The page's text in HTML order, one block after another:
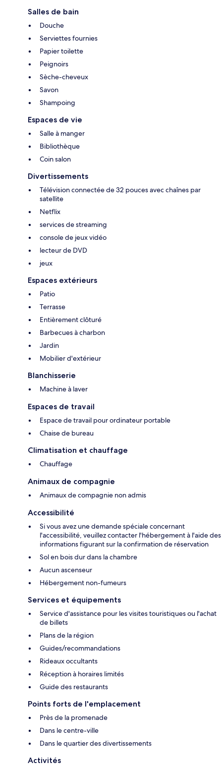
Salles de bain
Douche
Serviettes fournies
Papier toilette
Peignoirs
Sèche-cheveux
Savon
Shampoing
Espaces de vie
Salle à manger
Bibliothèque
Coin salon
Divertissements
Télévision connectée de 32 pouces avec chaînes par
satellite
Netflix
services de streaming
console de jeux vidéo
lecteur de DVD
jeux
Espaces extérieurs
Patio
Terrasse
Entièrement clôturé
Barbecues à charbon
Jardin
Mobilier d'extérieur
Blanchisserie
Machine à laver
Espaces de travail
Espace de travail pour ordinateur portable
Chaise de bureau
Climatisation et chauffage
Chauffage
Animaux de compagnie
Animaux de compagnie non admis
Accessibilité
Si vous avez une demande spéciale concernant
l'accessibilité, veuillez contacter l'hébergement à l'aide des
informations figurant sur la confirmation de réservation
Sol en bois dur dans la chambre
Aucun ascenseur
Hébergement non-fumeurs
Services et équipements
Service d'assistance pour les visites touristiques ou l'achat
de billets
Plans de la région
Guides/recommandations
Rideaux occultants
Réception à horaires limités
Guide des restaurants
Points forts de l'emplacement
Près de la promenade
Dans le centre-ville
Dans le quartier des divertissements
Activités